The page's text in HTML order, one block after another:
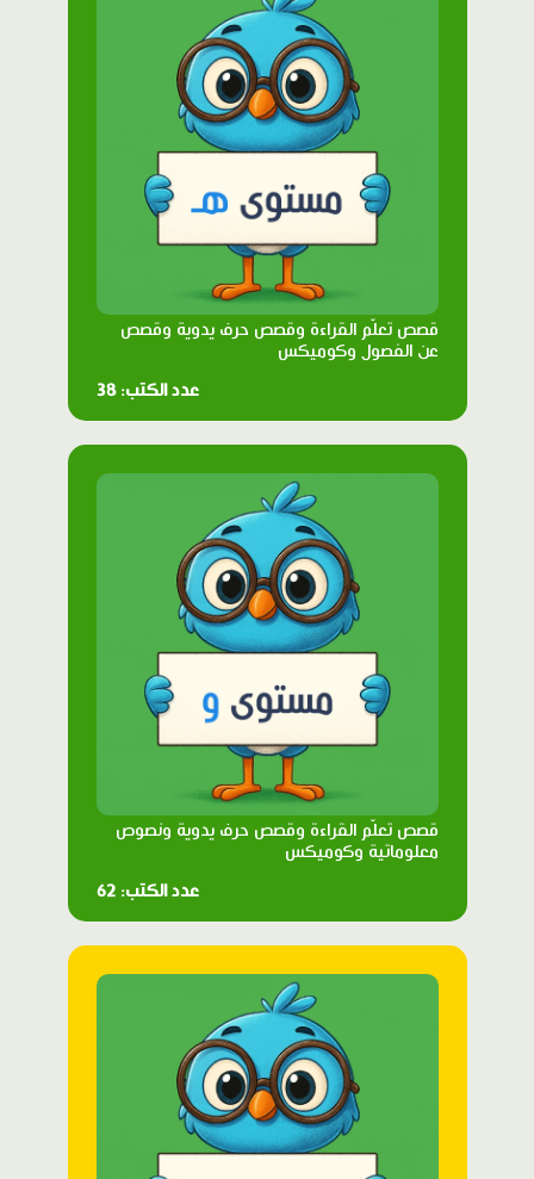
قصص تعلّم القراءة وقصص حرف يدوية وقصص
عن الفصول وكوميكس
عدد الكتب: 38
قصص تعلّم القراءة وقصص حرف يدوية ونصوص
معلوماتية وكوميكس
عدد الكتب: 62